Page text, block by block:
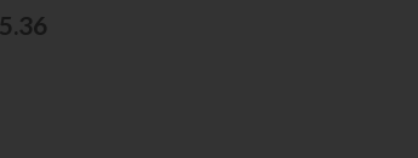
5.36